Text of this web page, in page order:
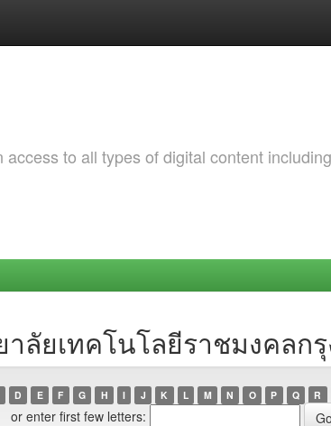
to all types of digital content
ลัยเทคโนโลยีราชมงคลกรุ
D E F G H I J K L M N O P Q R
or enter first few letters: